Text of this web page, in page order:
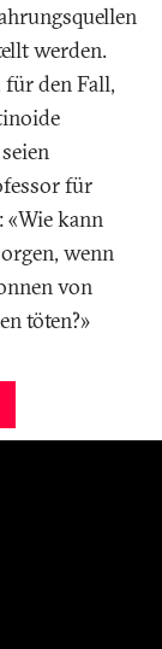
werden.
für den Fall,
für
«Wie kann
wenn
von
töten?»